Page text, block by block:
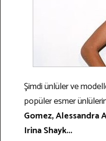
Şimdi ünlüler ve
popüler esmer
Gomez, Alessandra
Irina Shayk...